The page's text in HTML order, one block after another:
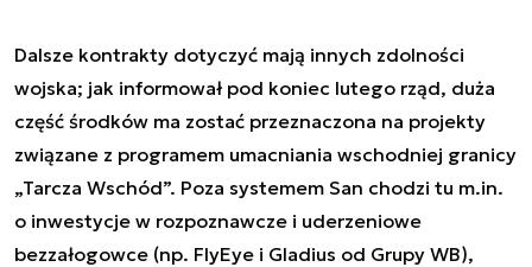
Dalsze kontrakty dotyczyć mają innych zdolności
wojska; jak informował pod koniec lutego rząd, duża
część środków ma zostać przeznaczona na projekty
związane z programem umacniania wschodniej granicy
„Tarcza Wschód”. Poza systemem San chodzi tu m.in.
o inwestycje w rozpoznawcze i uderzeniowe
bezzałogowce (np. FlyEye i Gladius od Grupy WB),